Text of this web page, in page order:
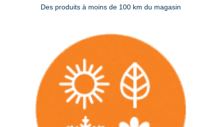
Des produits à moins de 100 km du magasin